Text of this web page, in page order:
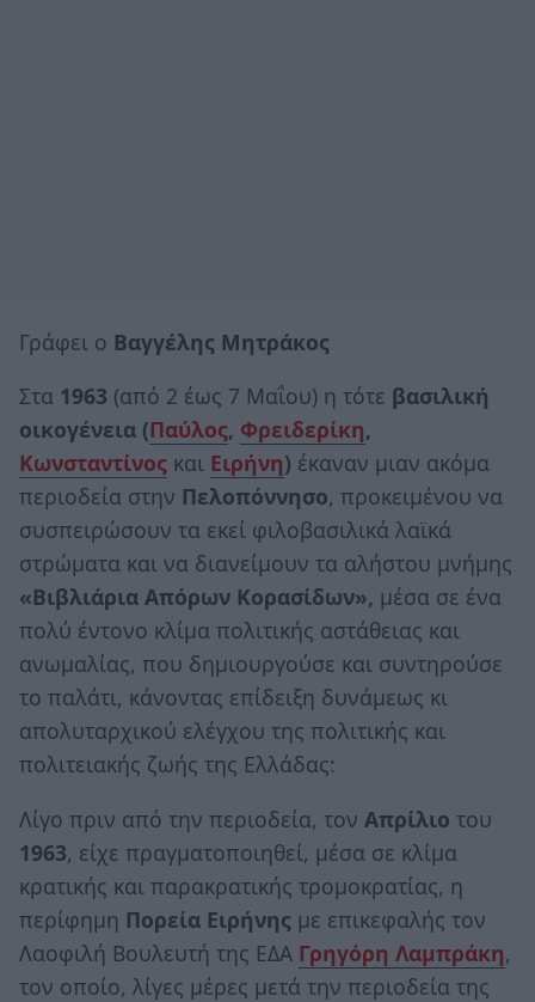
Γράφει ο Βαγγέλης Μητράκος
Στα 1963 (από 2 έως 7 Μαΐου) η τότε βασιλική
οικογένεια (Παύλος, Φρειδερίκη,
Κωνσταντίνος και Ειρήνη) έκαναν μιαν ακόμα
περιοδεία στην Πελοπόννησο, προκειμένου να
συσπειρώσουν τα εκεί φιλοβασιλικά λαϊκά
στρώματα και να διανείμουν τα αλήστου μνήμης
«Βιβλιάρια Απόρων Κορασίδων», μέσα σε ένα
πολύ έντονο κλίμα πολιτικής αστάθειας και
ανωμαλίας, που δημιουργούσε και συντηρούσε
το παλάτι, κάνοντας επίδειξη δυνάμεως κι
απολυταρχικού ελέγχου της πολιτικής και
πολιτειακής ζωής της Ελλάδας:
Λίγο πριν από την περιοδεία, τον Απρίλιο του
1963, είχε πραγματοποιηθεί, μέσα σε κλίμα
κρατικής και παρακρατικής τρομοκρατίας, η
περίφημη Πορεία Ειρήνης με επικεφαλής τον
Λαοφιλή Βουλευτή της ΕΔΑ Γρηγόρη Λαμπράκη,
τον οποίο, λίγες μέρες μετά την περιοδεία της